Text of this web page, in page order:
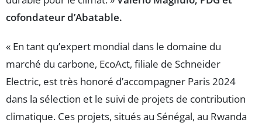
cofondateur d’Abatable.
« En tant qu’expert mondial dans le domaine du
marché du carbone, EcoAct, filiale de Schneider
Electric, est très honoré d’accompagner Paris 2024
dans la sélection et le suivi de projets de contribution
climatique. Ces projets, situés au Sénégal, au Rwanda